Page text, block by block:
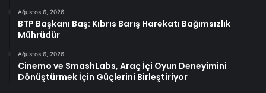
Ağustos 6, 2026
BTP Başkanı Baş: Kıbrıs Barış Harekatı Bağımsızlık
Mührüdür
Ağustos 6, 2026
Cinemo ve SmashLabs, Araç İçi Oyun Deneyimini
Dönüştürmek İçin Güçlerini Birleştiriyor